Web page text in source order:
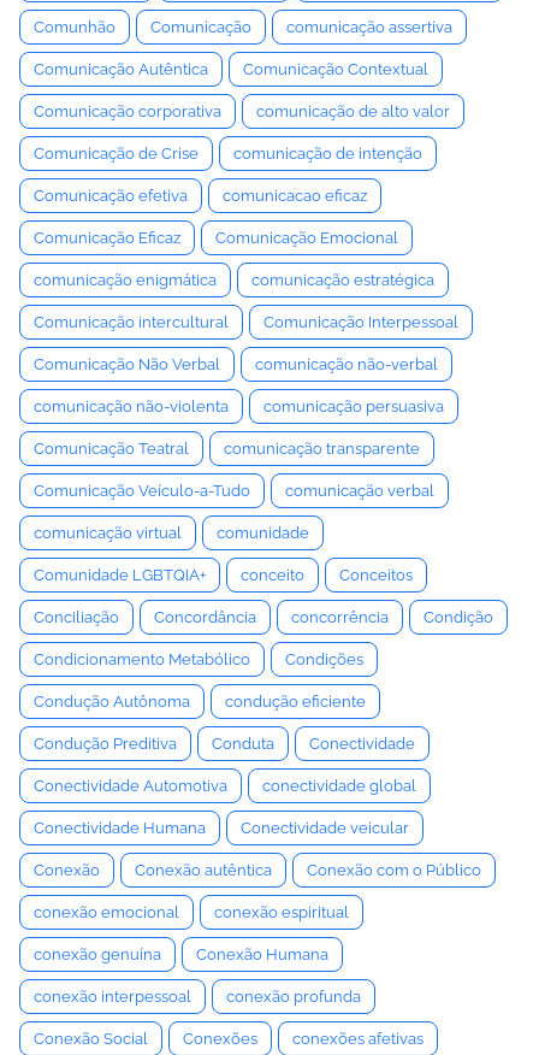
Comunhão Comunicação comunicação assertiva
Comunicação Autêntica Comunicação Contextual
Comunicação corporativa comunicação de alto valor
Comunicação de Crise comunicação de intenção
Comunicação efetiva comunicacao eficaz
Comunicação Eficaz Comunicação Emocional
comunicação enigmática comunicação estratégica
Comunicação intercultural Comunicação Interpessoal
Comunicação Não Verbal comunicação não-verbal
comunicação não-violenta comunicação persuasiva
Comunicação Teatral comunicação transparente
Comunicação Veículo-a-Tudo comunicação verbal
comunicação virtual comunidade
Comunidade LGBTQIA+ conceito Conceitos
Conciliação Concordância concorrência Condição
Condicionamento Metabólico Condições
Condução Autônoma condução eficiente
Condução Preditiva Conduta Conectividade
Conectividade Automotiva conectividade global
Conectividade Humana Conectividade veicular
Conexão Conexão autêntica Conexão com o Público
conexão emocional conexão espiritual
conexão genuína Conexão Humana
conexão interpessoal conexão profunda
Conexão Social Conexões conexões afetivas